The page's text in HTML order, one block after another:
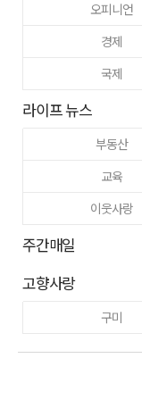
오피니언
경제
국제
라이프 뉴스
부동산
교육
이웃사랑
주간매일
고향사랑
구미